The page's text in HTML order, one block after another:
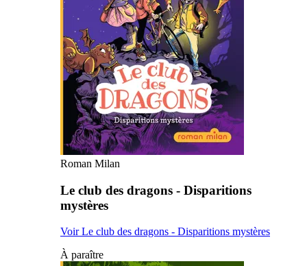
Roman Milan
Le club des dragons - Disparitions
mystères
Voir Le club des dragons - Disparitions mystères
À paraître